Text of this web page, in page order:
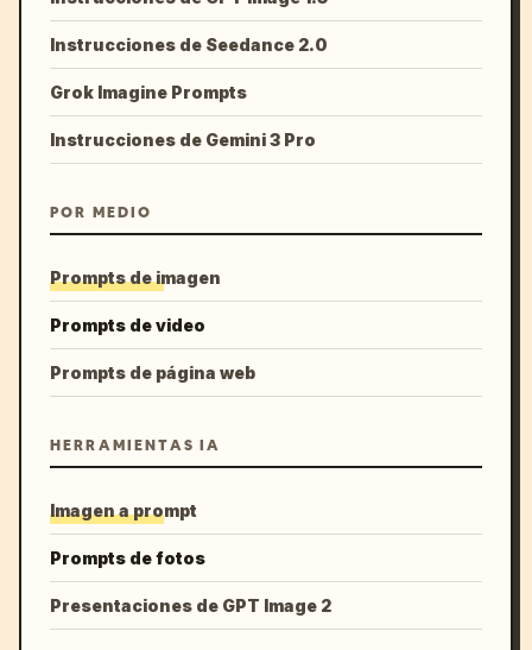
Instrucciones de Seedance 2.0
Grok Imagine Prompts
Instrucciones de Gemini 3 Pro
POR MEDIO
Prompts de imagen
Prompts de video
Prompts de página web
HERRAMIENTAS IA
Imagen a prompt
Prompts de fotos
Presentaciones de GPT Image 2